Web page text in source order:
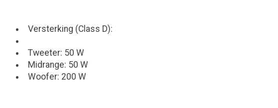
Versterking (Class D):
Tweeter: 50 W
Midrange: 50 W
Woofer: 200 W